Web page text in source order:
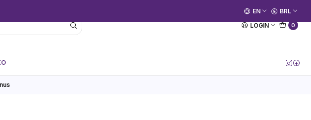
LOGIN 0
[Entrar no Canal]
EN BRL